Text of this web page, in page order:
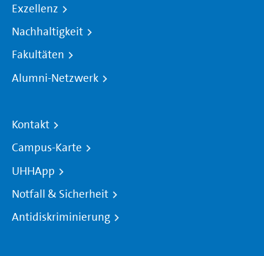
Exzellenz
Nachhaltigkeit
Fakultäten
Alumni-Netzwerk
Kontakt
Campus-Karte
UHHApp
Notfall & Sicherheit
Antidiskriminierung